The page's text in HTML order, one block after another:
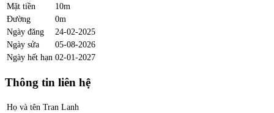
Mặt tiền
10m
Đường
0m
Ngày đăng
24-02-2025
Ngày sửa
05-08-2026
Ngày hết hạn 02-01-2027
Thông tin liên hệ
Họ và tên Tran Lanh